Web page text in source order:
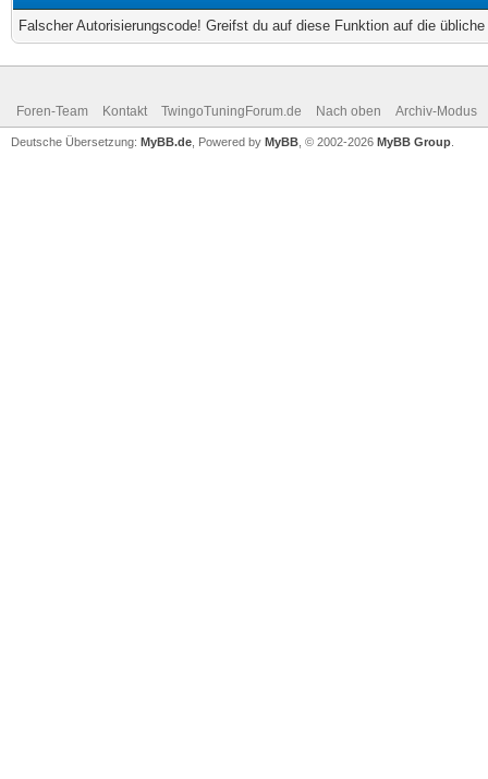
Falscher Autorisierungscode! Greifst du auf diese Funktion auf die
Foren-Team Kontakt TwingoTuningForum.de Nach oben Archiv-Modus
Deutsche Übersetzung: MyBB.de , Powered by MyBB , © 2002-2026 MyBB Group